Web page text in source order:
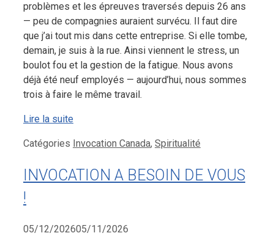
problèmes et les épreuves traversés depuis 26 ans
— peu de compagnies auraient survécu. Il faut dire
que j’ai tout mis dans cette entreprise. Si elle tombe,
demain, je suis à la rue. Ainsi viennent le stress, un
boulot fou et la gestion de la fatigue. Nous avons
déjà été neuf employés — aujourd’hui, nous sommes
trois à faire le même travail.
Lire la suite
Catégories Invocation Canada, Spiritualité
INVOCATION A BESOIN DE VOUS
!
05/12/202605/11/2026